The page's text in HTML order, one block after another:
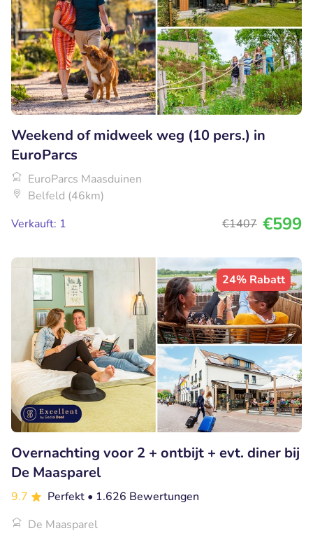
Weekend of midweek weg (10 pers.) in
EuroParcs
EuroParcs Maasduinen
Belfeld (46km)
Verkauft: 1
€1407 €599
24% Rabatt
Overnachting voor 2 + ontbijt + evt. diner bij
De Maasparel
9.7 Perfekt • 1.626 Bewertungen
De Maasparel